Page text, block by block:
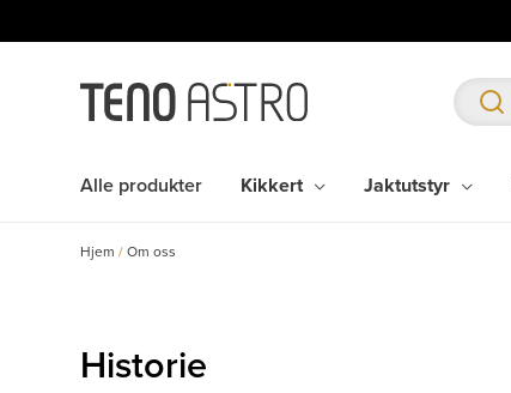
rett
Alle produkter Kikkert Jaktutstyr
Hjem /Om oss
Historie